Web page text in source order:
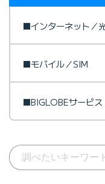
■インターネット／
■モバイル／SIM
■BIGLOBEサービス